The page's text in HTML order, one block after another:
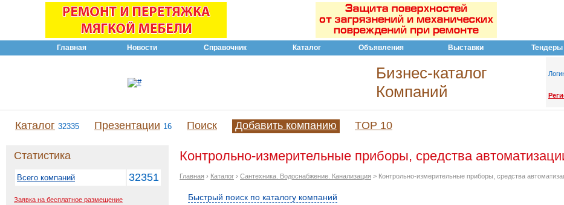
Главная Новости Справочник Каталог Объявления Выставки Тендеры
Бизнес-каталог
Компаний
Каталог 32335 Презентации 16 Поиск Добавить компанию TOP 10
Статистика
Всего компаний 32351
Заявка на бесплатное размещение
Контрольно-измерительные приборы, средства
Главная › Каталог › Сантехника. Водоснабжение. Канализация > Контрольно-измерительные приборы, средства
Быстрый поиск по каталогу компаний